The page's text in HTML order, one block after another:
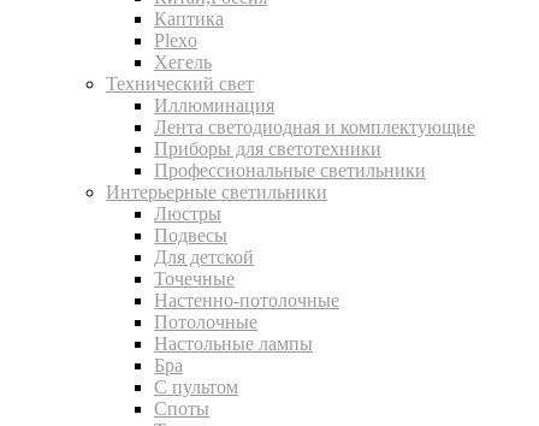
Каптика
Plexo
Хегель
Технический свет
Иллюминация
Лента светодиодная и комплектующие
Приборы для светотехники
Профессиональные светильники
Интерьерные светильники
Люстры
Подвесы
Для детской
Точечные
Настенно-потолочные
Потолочные
Настольные лампы
Бра
С пультом
Споты